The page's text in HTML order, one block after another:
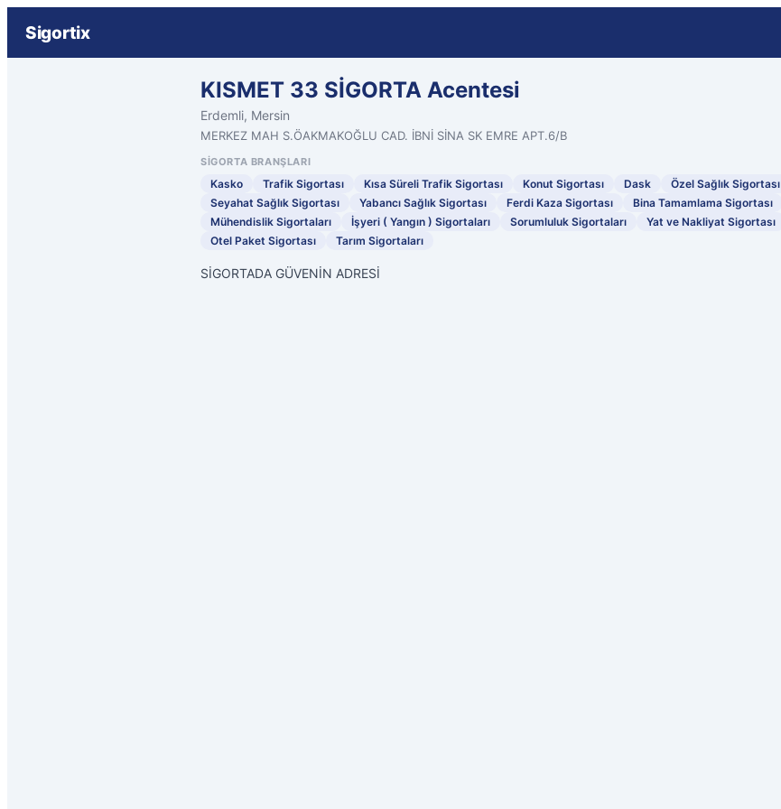
Sigortix
KISMET 33 SİGORTA Acentesi
Erdemli, Mersin
MERKEZ MAH S.ÖAKMAKOĞLU CAD. İBNİ SİNA SK EMRE APT.6/B
SIGORTA BRANŞLARI
Kasko Trafik Sigortası Kısa Süreli Trafik Sigortası Konut Sigortası Dask Özel Sağlık Sigortası
Seyahat Sağlık Sigortası
Yabancı Sağlık Sigortası Ferdi Kaza Sigortası Bina Tamamlama Sigortası
Mühendislik Sigortaları
İşyeri ( Yangın ) Sigortaları Sorumluluk Sigortaları Yat ve Nakliyat Sigortası
Otel Paket Sigortası
Tarım Sigortaları
SİGORTADA GÜVENİN ADRESİ